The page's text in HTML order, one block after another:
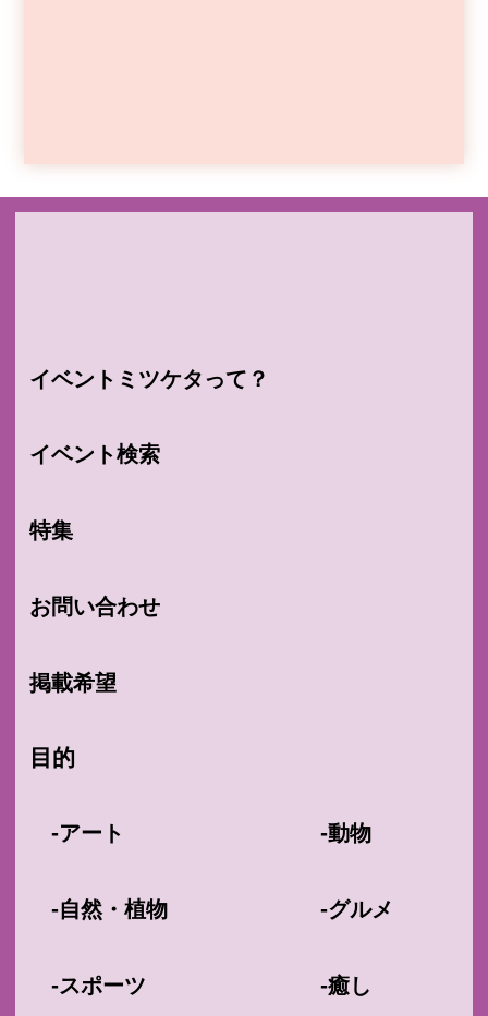
イベントミツケタって？
イベント検索
特集
お問い合わせ
掲載希望
目的
-アート
-自然・植物
-スポーツ
-動物
-グルメ
-癒し